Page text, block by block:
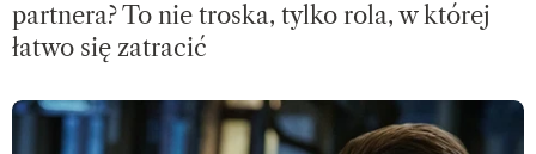
partnera? To nie troska, tylko rola, w której
łatwo się zatracić